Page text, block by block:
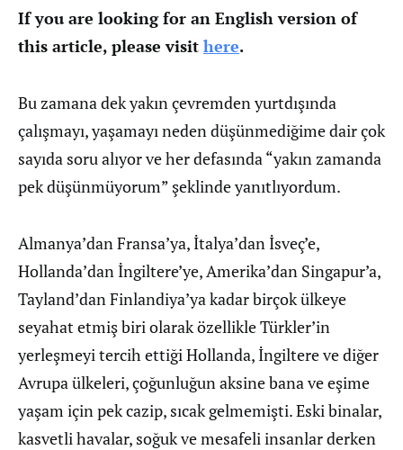
If you are looking for an English version of
this article, please visit here.
Bu zamana dek yakın çevremden yurtdışında
çalışmayı, yaşamayı neden düşünmediğime dair çok
sayıda soru alıyor ve her defasında “yakın zamanda
pek düşünmüyorum” şeklinde yanıtlıyordum.
Almanya’dan Fransa’ya, İtalya’dan İsveç’e,
Hollanda’dan İngiltere’ye, Amerika’dan Singapur’a,
Tayland’dan Finlandiya’ya kadar birçok ülkeye
seyahat etmiş biri olarak özellikle Türkler’in
yerleşmeyi tercih ettiği Hollanda, İngiltere ve diğer
Avrupa ülkeleri, çoğunluğun aksine bana ve eşime
yaşam için pek cazip, sıcak gelmemişti. Eski binalar,
kasvetli havalar, soğuk ve mesafeli insanlar derken